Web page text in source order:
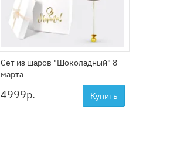
Сет из шаров "Шоколадный" 8
марта
4999р. Купить